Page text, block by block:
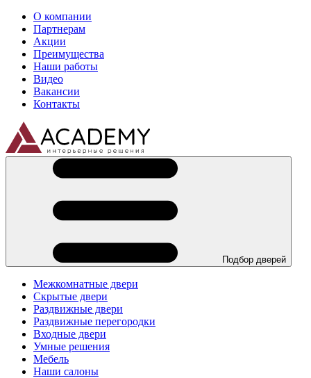
О компании
Партнерам
Акции
Преимущества
Наши работы
Видео
Вакансии
Контакты
Подбор дверей
Межкомнатные двери
Скрытые двери
Раздвижные двери
Раздвижные перегородки
Входные двери
Умные решения
Мебель
Наши салоны